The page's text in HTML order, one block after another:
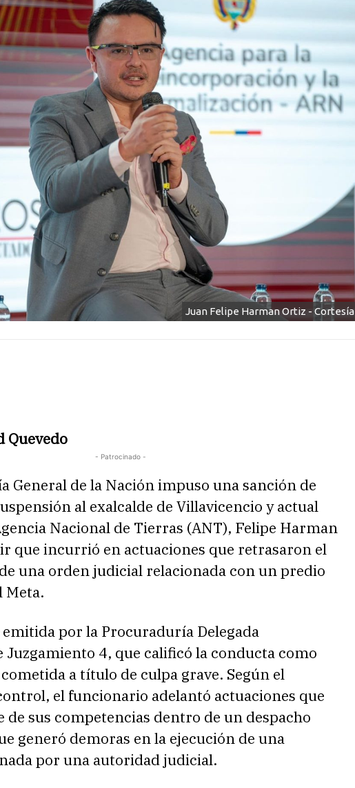
Juan Felipe Harman Ortiz - Cortesía
Quevedo
- Patrocinado -
General de la Nación impuso una sanción de
al exalcalde de Villavicencio y actual
Nacional de Tierras (ANT), Felipe Harman
que incurrió en actuaciones que retrasaron el
una orden judicial relacionada con un predio
Meta.
por la Procuraduría Delegada
Juzgamiento 4, que calificó la conducta como
a título de culpa grave. Según el
el funcionario adelantó actuaciones que
de sus competencias dentro de un despacho
generó demoras en la ejecución de una
por una autoridad judicial.